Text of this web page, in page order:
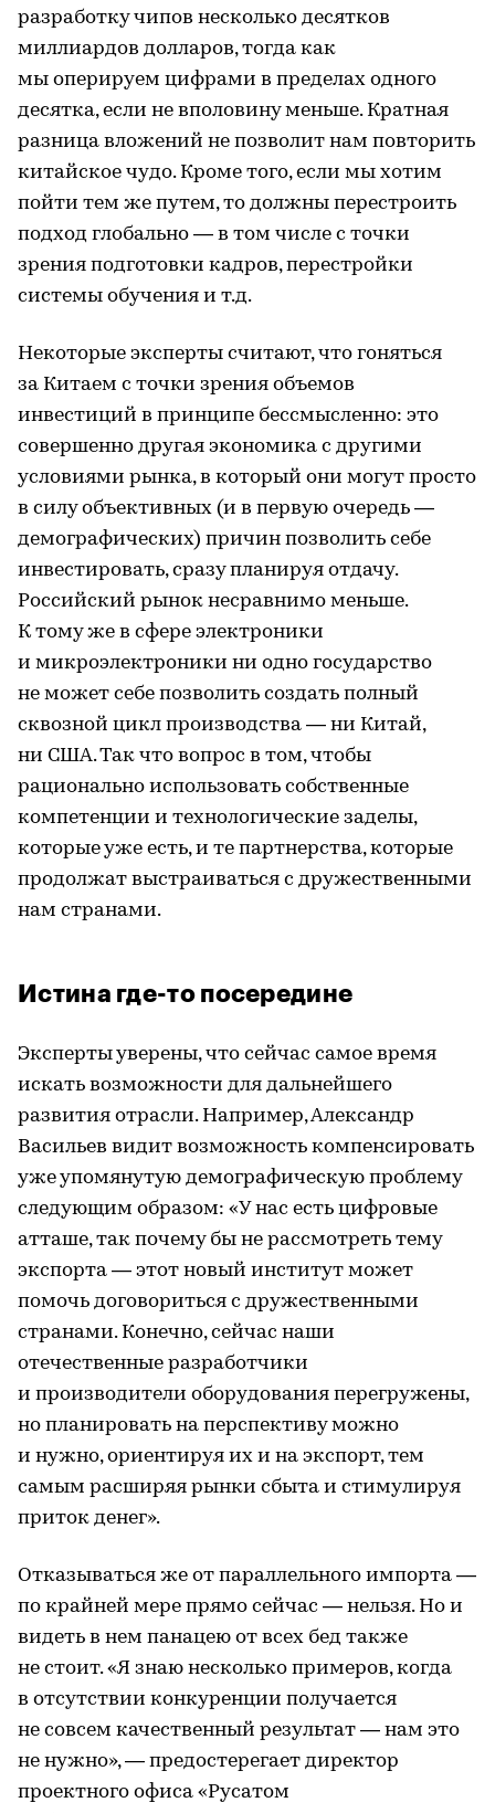
разработку чипов несколько десятков
миллиардов долларов, тогда как
мы оперируем цифрами в пределах одного
десятка, если не вполовину меньше. Кратная
разница вложений не позволит нам повторить
китайское чудо. Кроме того, если мы хотим
пойти тем же путем, то должны перестроить
подход глобально — в том числе с точки
зрения подготовки кадров, перестройки
системы обучения и т.д.
Некоторые эксперты считают, что гоняться
за Китаем с точки зрения объемов
инвестиций в принципе бессмысленно: это
совершенно другая экономика с другими
условиями рынка, в который они могут просто
в силу объективных (и в первую очередь —
демографических) причин позволить себе
инвестировать, сразу планируя отдачу.
Российский рынок несравнимо меньше.
К тому же в сфере электроники
и микроэлектроники ни одно государство
не может себе позволить создать полный
сквозной цикл производства — ни Китай,
ни США. Так что вопрос в том, чтобы
рационально использовать собственные
компетенции и технологические заделы,
которые уже есть, и те партнерства, которые
продолжат выстраиваться с дружественными
нам странами.
Истина где-то посередине
Эксперты уверены, что сейчас самое время
искать возможности для дальнейшего
развития отрасли. Например, Александр
Васильев видит возможность компенсировать
уже упомянутую демографическую проблему
следующим образом: «У нас есть цифровые
атташе, так почему бы не рассмотреть тему
экспорта — этот новый институт может
помочь договориться с дружественными
странами. Конечно, сейчас наши
отечественные разработчики
и производители оборудования перегружены,
но планировать на перспективу можно
и нужно, ориентируя их и на экспорт, тем
самым расширяя рынки сбыта и стимулируя
приток денег».
Отказываться же от параллельного импорта —
по крайней мере прямо сейчас — нельзя. Но и
видеть в нем панацею от всех бед также
не стоит. «Я знаю несколько примеров, когда
в отсутствии конкуренции получается
не совсем качественный результат — нам это
не нужно», — предостерегает директор
проектного офиса «Русатом